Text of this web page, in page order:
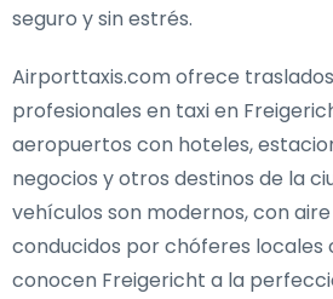
seguro y sin estrés.
Airporttaxis.com ofrece
profesionales en taxi en
aeropuertos con hoteles,
negocios y otros destinos de la
vehículos son modernos, con
conducidos por chóferes locales
conocen Freigericht a la